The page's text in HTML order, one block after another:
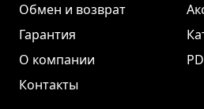
Обмен и возврат
Гарантия
О компании
Контакты